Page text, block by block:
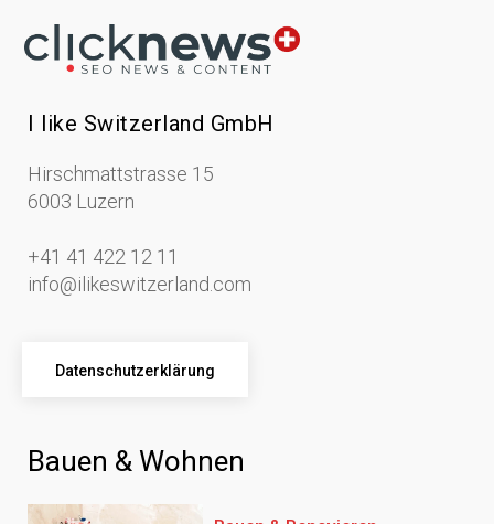
I like Switzerland GmbH
Hirschmattstrasse 15
6003 Luzern
+41 41 422 12 11
info@ilikeswitzerland.com
Datenschutzerklärung
Bauen & Wohnen